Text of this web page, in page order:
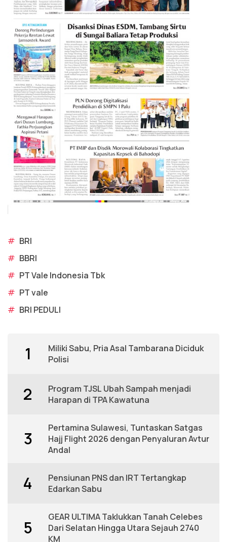
# BRI
# BBRI
# PT Vale Indonesia Tbk
# PT vale
# BRI PEDULI
1
Miliki Sabu, Pria Asal Tambarana Diciduk
Polisi
2
Program TJSL Ubah Sampah menjadi
Harapan di TPA Kawatuna
3
Pertamina Sulawesi, Tuntaskan Satgas
Hajj Flight 2026 dengan Penyaluran Avtur
Andal
4
Pensiunan PNS dan IRT Tertangkap
Edarkan Sabu
5
GEAR ULTIMA Taklukkan Tanah Celebes
Dari Selatan Hingga Utara Sejauh 2740
KM